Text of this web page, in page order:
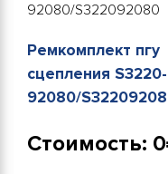
Ремкомплект пгу
сцепления S3220-
92080/
Стоимость: